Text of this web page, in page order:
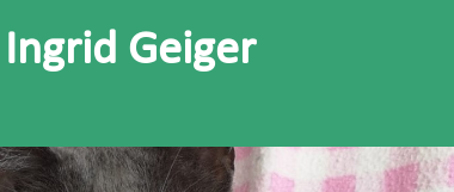
Ingrid Geiger